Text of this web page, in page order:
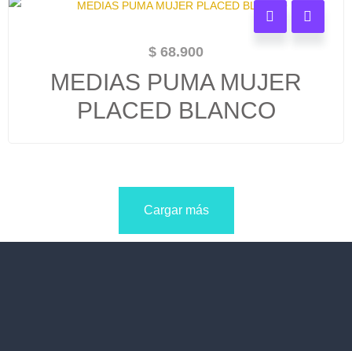
$ 68.900
MEDIAS PUMA MUJER
PLACED BLANCO
Cargar más